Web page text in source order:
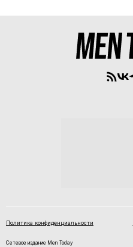
Политика конфиденциальности
Сетевое издание Men Today